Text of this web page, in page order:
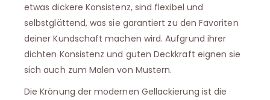
etwas dickere Konsistenz, sind flexibel und
selbstglättend, was sie garantiert zu den Favoriten
deiner Kundschaft machen wird. Aufgrund ihrer
dichten Konsistenz und guten Deckkraft eignen sie
sich auch zum Malen von Mustern.
Die Krönung der modernen Gellackierung ist die